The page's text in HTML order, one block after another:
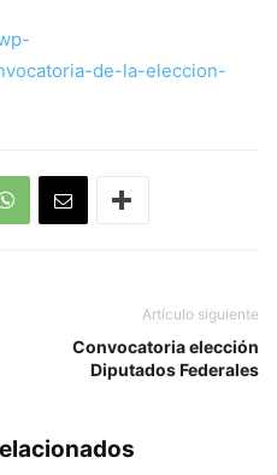
de-la-eleccion-
Artículo siguiente
Convocatoria elección
Diputados Federales